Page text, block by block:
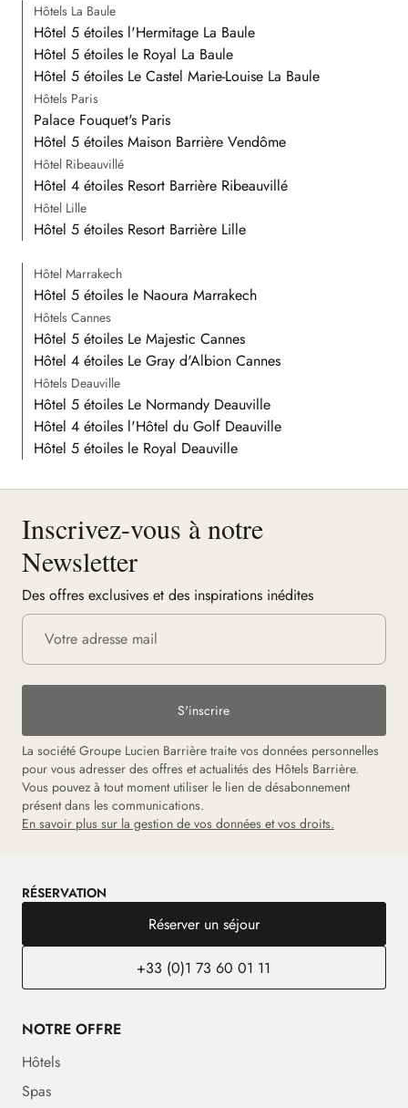
Hôtels La Baule
Hôtel 5 étoiles l'Hermitage La Baule
Hôtel 5 étoiles le Royal La Baule
Hôtel 5 étoiles Le Castel Marie-Louise La Baule
Hôtels Paris
Palace Fouquet's Paris
Hôtel 5 étoiles Maison Barrière Vendôme
Hôtel Ribeauvillé
Hôtel 4 étoiles Resort Barrière Ribeauvillé
Hôtel Lille
Hôtel 5 étoiles Resort Barrière Lille
Hôtel Marrakech
Hôtel 5 étoiles le Naoura Marrakech
Hôtels Cannes
Hôtel 5 étoiles Le Majestic Cannes
Hôtel 4 étoiles Le Gray d'Albion Cannes
Hôtels Deauville
Hôtel 5 étoiles Le Normandy Deauville
Hôtel 4 étoiles l'Hôtel du Golf Deauville
Hôtel 5 étoiles le Royal Deauville
Inscrivez-vous à notre
Newsletter
Des offres exclusives et des inspirations inédites
S'inscrire
La société Groupe Lucien Barrière traite vos données personnelles
pour vous adresser des offres et actualités des Hôtels Barrière.
Vous pouvez à tout moment utiliser le lien de désabonnement
présent dans les communications.
En savoir plus sur la gestion de vos données et vos droits.
RÉSERVATION
Réserver un séjour
+33 (0)1 73 60 01 11
NOTRE OFFRE
Hôtels
Spas